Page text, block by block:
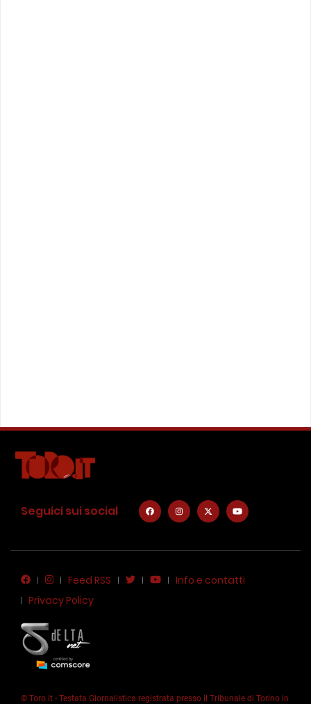
Seguici sui social
Feed RSS
Info e contatti
Privacy Policy
© Toro.it - Testata Giornalistica registrata presso il Tribunale di Torino in